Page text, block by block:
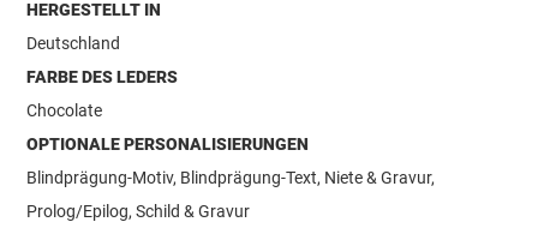
HERGESTELLT IN
Deutschland
FARBE DES LEDERS
Chocolate
OPTIONALE PERSONALISIERUNGEN
Blindprägung-Motiv, Blindprägung-Text, Niete & Gravur,
Prolog/Epilog, Schild & Gravur